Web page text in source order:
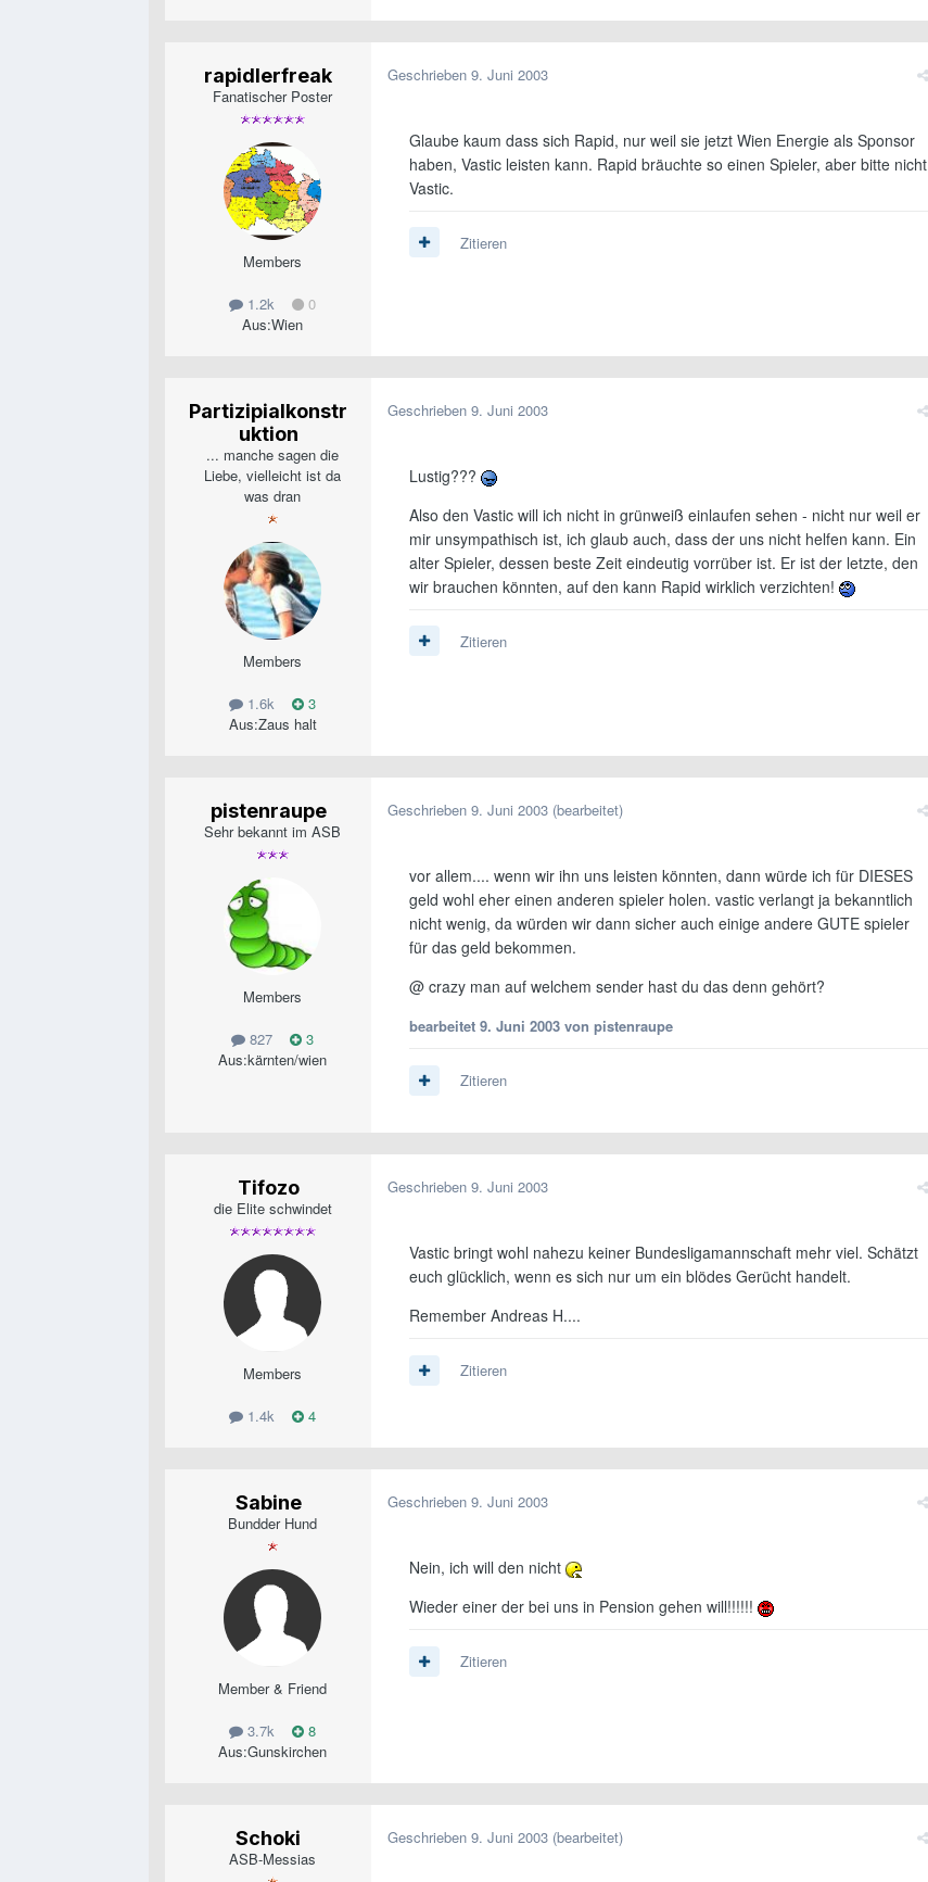
rapidlerfreak
Fanatischer Poster
Members
1.2k
0
Aus:Wien
Geschrieben 9. Juni 2003
Glaube kaum dass sich Rapid, nur weil sie jetzt Wien Energie als Sponsor
haben, Vastic leisten kann. Rapid bräuchte so einen Spieler, aber bitte nicht
Vastic.
Zitieren
Partizipialkonstr
uktion
... manche sagen die
Liebe, vielleicht ist da
was dran
Members
1.6k
3
Aus:Zaus halt
Geschrieben 9. Juni 2003
Lustig???
Also den Vastic will ich nicht in grünweiß einlaufen sehen - nicht nur weil er
mir unsympathisch ist, ich glaub auch, dass der uns nicht helfen kann. Ein
alter Spieler, dessen beste Zeit eindeutig vorrüber ist. Er ist der letzte, den
wir brauchen könnten, auf den kann Rapid wirklich verzichten!
Zitieren
pistenraupe
Sehr bekannt im ASB
Members
827
3
Aus:kärnten/wien
Geschrieben 9. Juni 2003 (bearbeitet)
vor allem.... wenn wir ihn uns leisten könnten, dann würde ich für DIESES
geld wohl eher einen anderen spieler holen. vastic verlangt ja bekanntlich
nicht wenig, da würden wir dann sicher auch einige andere GUTE spieler
für das geld bekommen.
@ crazy man auf welchem sender hast du das denn gehört?
bearbeitet 9. Juni 2003 von pistenraupe
Zitieren
Tifozo
die Elite schwindet
Members
1.4k 4
Geschrieben 9. Juni 2003
Vastic bringt wohl nahezu keiner Bundesligamannschaft mehr viel. Schätzt
euch glücklich, wenn es sich nur um ein blödes Gerücht handelt.
Remember Andreas H....
Zitieren
Sabine
Bundder Hund
Member & Friend
3.7k
8
Aus:Gunskirchen
Geschrieben 9. Juni 2003
Nein, ich will den nicht
Wieder einer der bei uns in Pension gehen will!!!!!!
Zitieren
Schoki
ASB-Messias
Geschrieben 9. Juni 2003 (bearbeitet)